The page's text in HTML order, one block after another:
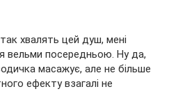
хвалять цей душ, мені
вельми посередньою. Ну да,
масажує, але не більше
ефекту взагалі не